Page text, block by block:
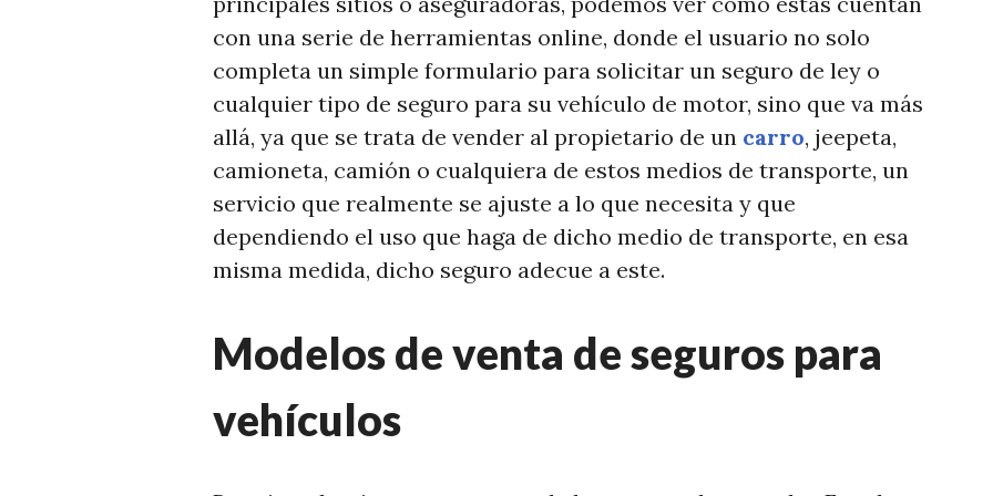
con una serie de herramientas online, donde el usuario no solo
completa un simple formulario para solicitar un seguro de ley o
cualquier tipo de seguro para su vehículo de motor, sino que va más
allá, ya que se trata de vender al propietario de un carro, jeepeta,
camioneta, camión o cualquiera de estos medios de transporte, un
servicio que realmente se ajuste a lo que necesita y que
dependiendo el uso que haga de dicho medio de transporte, en esa
misma medida, dicho seguro adecue a este.
Modelos de venta de seguros para
vehículos